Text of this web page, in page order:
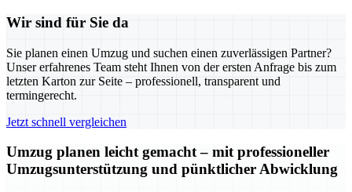
Wir sind für Sie da
Sie planen einen Umzug und suchen einen zuverlässigen Partner?
Unser erfahrenes Team steht Ihnen von der ersten Anfrage bis zum
letzten Karton zur Seite – professionell, transparent und
termingerecht.
Jetzt schnell vergleichen
Umzug planen leicht gemacht – mit professioneller
Umzugsunterstützung und pünktlicher Abwicklung